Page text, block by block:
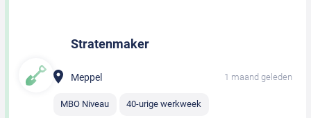
Stratenmaker
Meppel 1 maand geleden
MBO Niveau 40-urige werkweek